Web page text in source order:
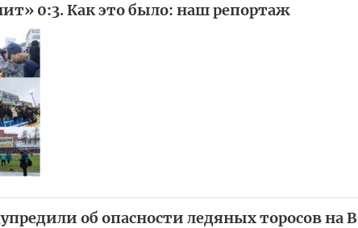
0:3. Как это было: наш репортаж
об опасности ледяных торосов на